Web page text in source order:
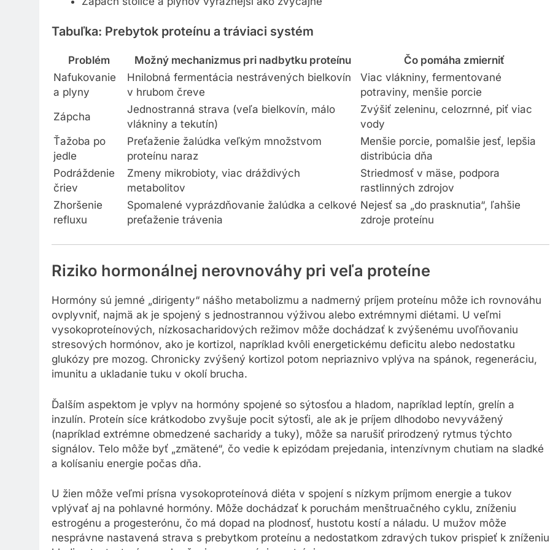
Tabuľka: Prebytok proteínu a tráviaci systém
Problém Možný mechanizmus pri nadbytku proteínu
Čo pomáha zmierniť
Nafukovanie
a plyny
Hnilobná fermentácia nestrávených bielkovín
v hrubom čreve
Viac vlákniny, fermentované
potraviny, menšie porcie
Zápcha
Jednostranná strava (veľa bielkovín, málo
vlákniny a tekutín)
Zvýšiť zeleninu, celozrnné, piť viac
vody
Ťažoba po
jedle
Preťaženie žalúdka veľkým množstvom
proteínu naraz
Menšie porcie, pomalšie jesť, lepšia
distribúcia dňa
Podráždenie
čriev
Zmeny mikrobioty, viac dráždivých
metabolitov
Striedmosť v mäse, podpora
rastlinných zdrojov
Zhoršenie
refluxu
Spomalené vyprázdňovanie žalúdka a celkové
preťaženie trávenia
Nejesť sa „do prasknutia“, ľahšie
zdroje proteínu
Riziko hormonálnej nerovnováhy pri veľa proteíne
Hormóny sú jemné „dirigenty“ nášho metabolizmu a nadmerný príjem proteínu môže ich rovnováhu
ovplyvniť, najmä ak je spojený s jednostrannou výživou alebo extrémnymi diétami. U veľmi
vysokoproteínových, nízkosacharidových režimov môže dochádzať k zvýšenému uvoľňovaniu
stresových hormónov, ako je kortizol, napríklad kvôli energetickému deficitu alebo nedostatku
glukózy pre mozog. Chronicky zvýšený kortizol potom nepriaznivo vplýva na spánok, regeneráciu,
imunitu a ukladanie tuku v okolí brucha.
Ďalším aspektom je vplyv na hormóny spojené so sýtosťou a hladom, napríklad leptín, grelín a
inzulín. Proteín síce krátkodobo zvyšuje pocit sýtosťi, ale ak je príjem dlhodobo nevyvážený
(napríklad extrémne obmedzené sacharidy a tuky), môže sa narušiť prirodzený rytmus týchto
signálov. Telo môže byť „zmätené“, čo vedie k epizódam prejedania, intenzívnym chutiam na sladké
a kolísaniu energie počas dňa.
U žien môže veľmi prísna vysokoproteínová diéta v spojení s nízkym príjmom energie a tukov
vplývať aj na pohlavné hormóny. Môže dochádzať k poruchám menštruačného cyklu, zníženiu
estrogénu a progesterónu, čo má dopad na plodnosť, hustotu kostí a náladu. U mužov môže
nesprávne nastavená strava s prebytkom proteínu a nedostatkom zdravých tukov prispieť k zníženiu